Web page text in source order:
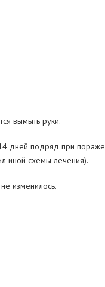
вымыть руки.
дней подряд при
иной схемы лечения).
изменилось.